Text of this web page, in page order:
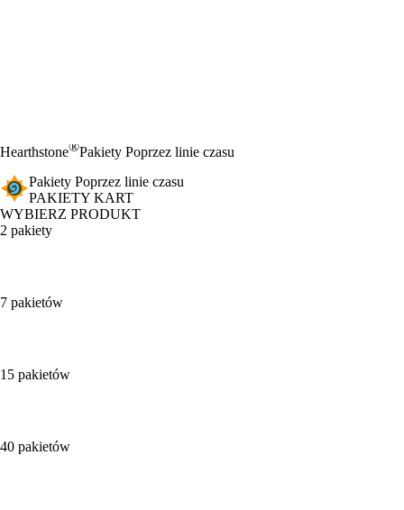
Hearthstone®Pakiety Poprzez linie czasu
Pakiety Poprzez linie czasu
PAKIETY KART
WYBIERZ PRODUKT
2 pakiety
7 pakietów
15 pakietów
40 pakietów